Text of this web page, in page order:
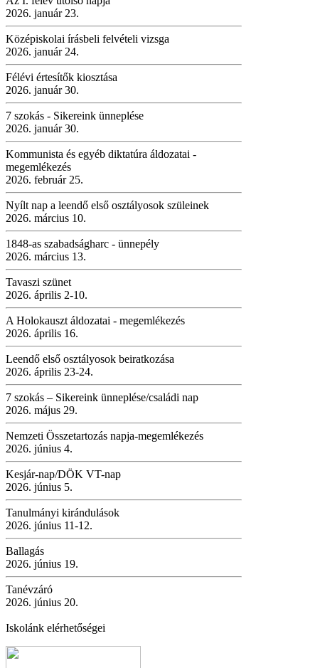
2026. január 23.
Középiskolai írásbeli felvételi vizsga
2026. január 24.
Félévi értesítők kiosztása
2026. január 30.
7 szokás - Sikereink ünneplése
2026. január 30.
Kommunista és egyéb diktatúra áldozatai -
megemlékezés
2026. február 25.
Nyílt nap a leendő első osztályosok szüleinek
2026. március 10.
1848-as szabadságharc - ünnepély
2026. március 13.
Tavaszi szünet
2026. április 2-10.
A Holokauszt áldozatai - megemlékezés
2026. április 16.
Leendő első osztályosok beiratkozása
2026. április 23-24.
7 szokás – Sikereink ünneplése/családi nap
2026. május 29.
Nemzeti Összetartozás napja-megemlékezés
2026. június 4.
Kesjár-nap/DÖK VT-nap
2026. június 5.
Tanulmányi kirándulások
2026. június 11-12.
Ballagás
2026. június 19.
Tanévzáró
2026. június 20.
Iskolánk elérhetőségei